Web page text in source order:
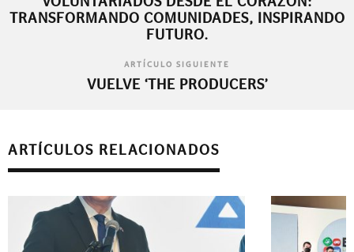
TRANSFORMANDO COMUNIDADES, INSPIRANDO
FUTURO.
ARTÍCULO SIGUIENTE
VUELVE ‘THE PRODUCERS’
ARTÍCULOS RELACIONADOS